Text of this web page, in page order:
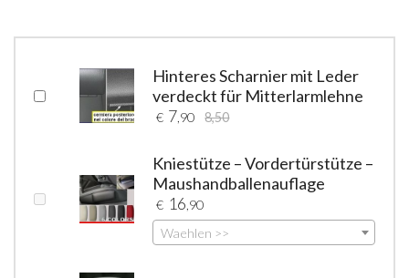
Hinteres Scharnier mit Leder
verdeckt für Mitterlarmlehne
€ 7 ,90 8,50
Kniestütze – Vordertürstütze –
Maushandballenauflage
€ 16 ,90
Waehlen >>